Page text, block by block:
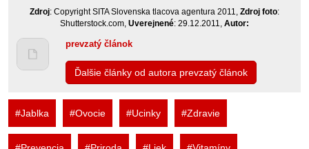
Zdroj: Copyright SITA Slovenska tlacova agentura 2011, Zdroj foto:
Shutterstock.com, Uverejnené: 29.12.2011, Autor:
prevzatý článok
Ďalšie články od autora prevzatý článok
#Jablka #Ovocie #Ucinky #Zdravie